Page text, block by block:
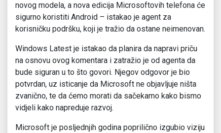
novog modela, a nova edicija Microsoftovih telefona će
sigurno koristiti Android – istakao je agent za
korisničku podršku, koji je tražio da ostane neimenovan.
Windows Latest je istakao da planira da napravi priču
na osnovu ovog komentara i zatražio je od agenta da
bude siguran u to što govori. Njegov odgovor je bio
potvrdan, uz isticanje da Microsoft ne objavljuje ništa
zvanično, te da ćemo morati da sačekamo kako bismo
vidjeli kako napreduje razvoj.
Microsoft je posljednjih godina poprilično izgubio viziju